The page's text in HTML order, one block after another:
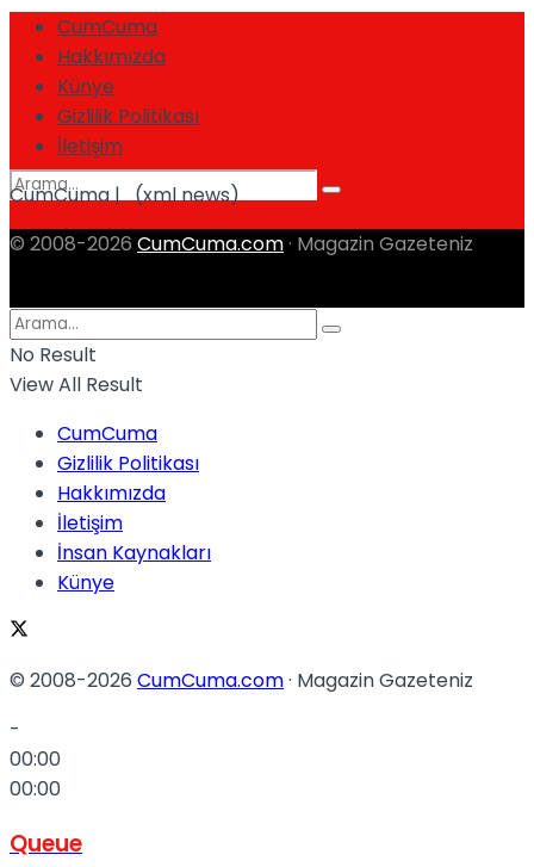
No Result
View All Result
CumCuma
Hakkımızda
Künye
Gizlilik Politikası
İletişim
CumCuma | (xml news)
© 2008-2026 CumCuma.com · Magazin Gazeteniz
No Result
View All Result
CumCuma
Gizlilik Politikası
Hakkımızda
İletişim
İnsan Kaynakları
Künye
© 2008-2026 CumCuma.com· Magazin Gazeteniz
-
00:00
00:00
Queue